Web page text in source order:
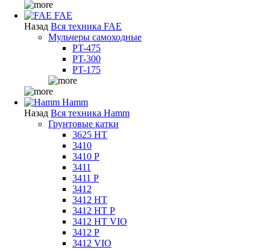
FAE
Назад Вся техника FAE
Мульчеры самоходные
PT-475
PT-300
PT-175
Hamm
Назад Вся техника Hamm
Грунтовые катки
3625 HT
3410
3410 P
3411
3411 P
3412
3412 HT
3412 HT P
3412 HT VIO
3412 P
3412 VIO